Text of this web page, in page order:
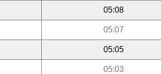
05:08
05:07
05:05
05:03